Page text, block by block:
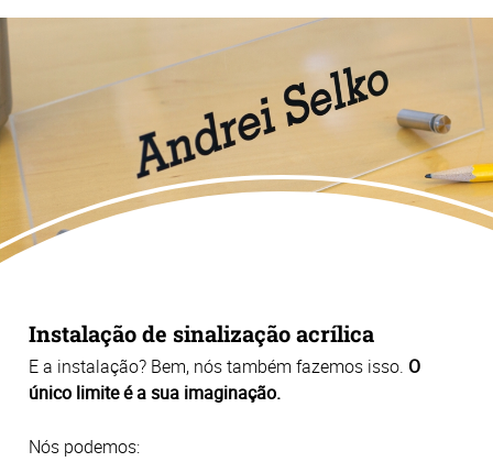
Instalação de sinalização acrílica
E a instalação? Bem, nós também fazemos isso. O
único limite é a sua imaginação.
Nós podemos: